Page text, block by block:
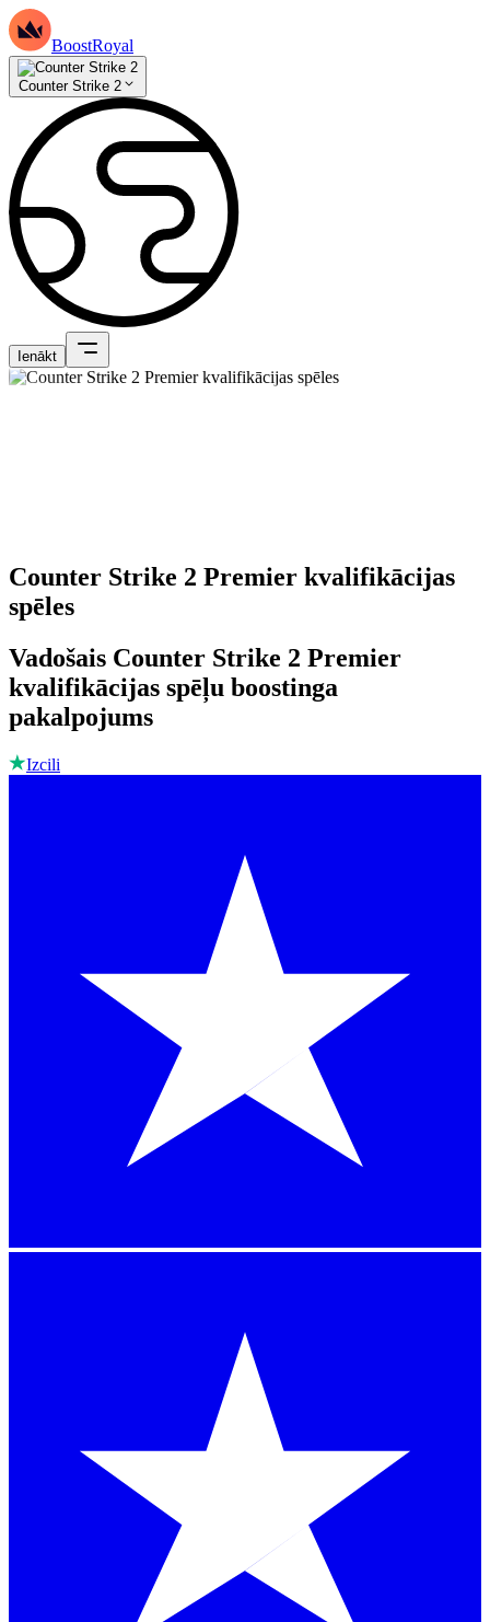
BoostRoyal
Counter Strike 2
Ienākt
Counter Strike 2 Premier kvalifikācijas
spēles
Vadošais Counter Strike 2 Premier
kvalifikācijas spēļu boostinga
pakalpojums
Izcili